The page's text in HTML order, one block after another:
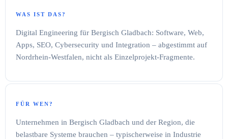
WAS IST DAS?
Digital Engineering für Bergisch Gladbach: Software, Web,
Apps, SEO, Cybersecurity und Integration – abgestimmt auf
Nordrhein-Westfalen, nicht als Einzelprojekt-Fragmente.
FÜR WEN?
Unternehmen in Bergisch Gladbach und der Region, die
belastbare Systeme brauchen – typischerweise in Industrie